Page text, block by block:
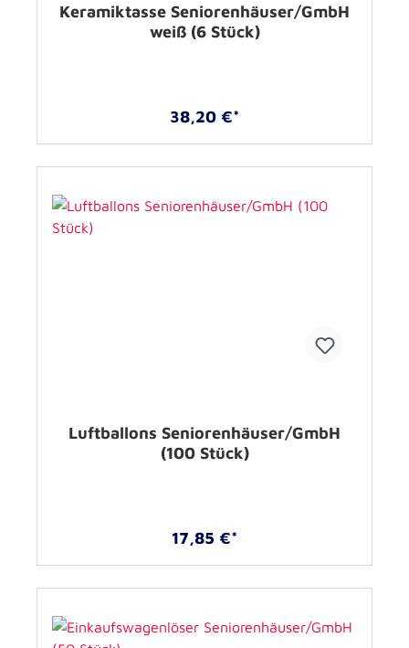
Keramiktasse Seniorenhäuser/GmbH
weiß (6 Stück)
38,20 €*
Luftballons Seniorenhäuser/GmbH
(100 Stück)
17,85 €*